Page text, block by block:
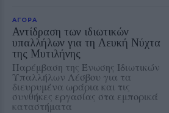
ΑΓΟΡΑ
Αντίδραση των ιδιωτικών
υπαλλήλων για τη Λευκή Νύχτα
της Μυτιλήνης
Παρέμβαση της Ένωσης Ιδιωτικών
Υπαλλήλων Λέσβου για τα
διευρυμένα ωράρια και τις
συνθήκες εργασίας στα εμπορικά
καταστήματα